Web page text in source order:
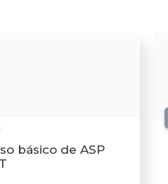
básico de ASP